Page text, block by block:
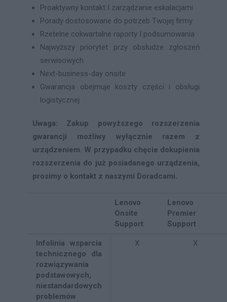
Proaktywny kontakt I zarządzanie eskalacjami
Porady dostosowane do potrzeb Twojej firmy
Rzetelne cokwartalne raporty I podsumowania
Najwyższy priorytet przy obsłudze zgłoszeń
serwisowych
Next-business-day onsite
Gwarancja obejmuje koszty części i obsługi
logistycznej
Uwaga: Zakup powyższego rozszerzenia
gwarancji możliwy wyłącznie razem z
urządzeniem. W przypadku chęcie dokupienia
rozszerzenia do już posiadanego urządzenia,
prosimy o kontakt z naszymi Doradcami.
Lenovo
Onsite
Support
Lenovo
Premier
Support
Infolinia wsparcia
technicznego dla
rozwiązywania
podstawowych,
niestandardowych
problemów
X X